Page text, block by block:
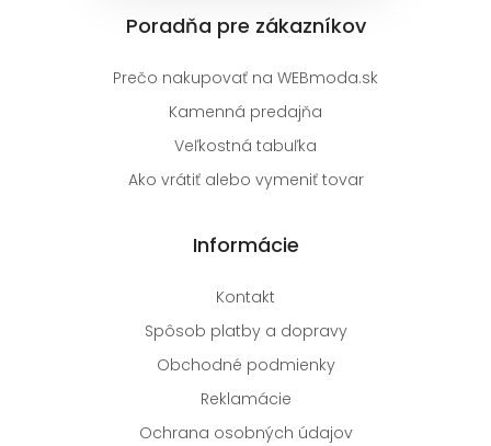
Poradňa pre zákazníkov
Prečo nakupovať na WEBmoda.sk
Kamenná predajňa
Veľkostná tabuľka
Ako vrátiť alebo vymeniť tovar
Informácie
Kontakt
Spôsob platby a dopravy
Obchodné podmienky
Reklamácie
Ochrana osobných údajov